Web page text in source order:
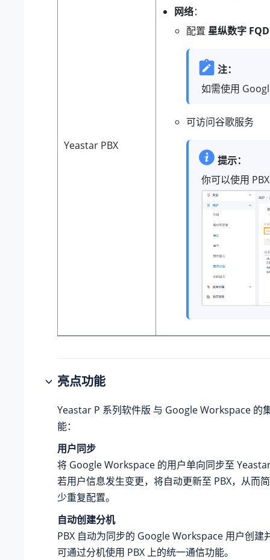
Yeastar PBX
网络：
配置 星纵数字
注：
如需使用
可访问谷歌服务
提示：
你可以使用
亮点功能
Yeastar P 系列软件版 与 Google Workspace 的
能：
用户同步
将 Google Workspace 的用户单向同步至
若用户信息发生变更，将自动更新至 PBX，从而
少重复配置。
自动创建分机
PBX 自动为同步的 Google Workspace 用户创建
可通过分机使用 PBX 上的统一通信功能。